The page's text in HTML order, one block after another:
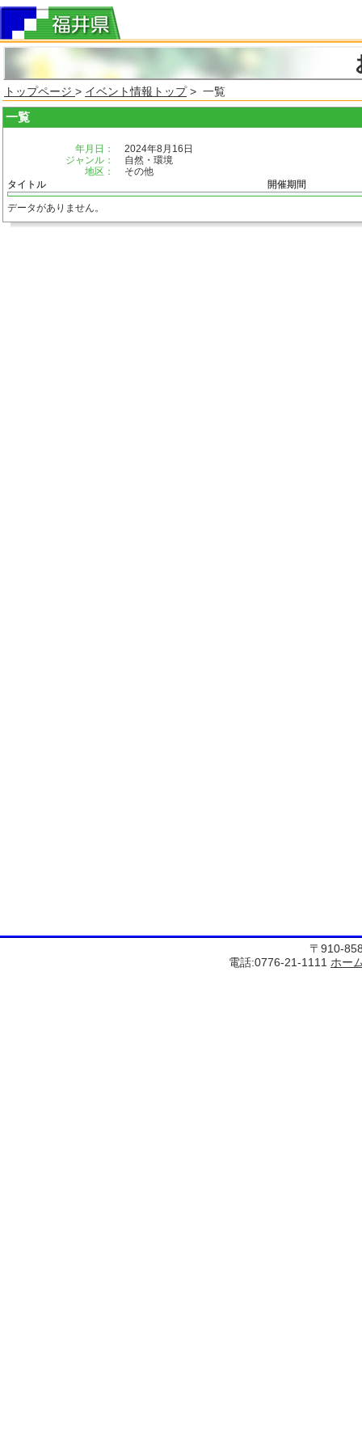
トップページ > イベント情報トップ> 一覧
一覧
年月日：
2024年8月16日
ジャンル：
自然・環境
地区：
その他
タイトル
開催期間
データがありません。
〒910-
電話:0776-21-1111 ホー